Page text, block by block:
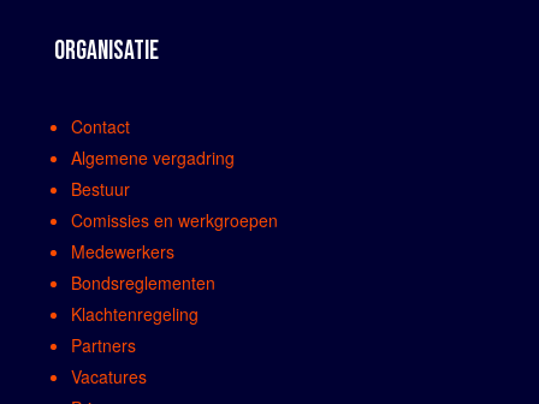
ORGANISATIE
Contact
Algemene vergadring
Bestuur
Comissies en werkgroepen
Medewerkers
Bondsreglementen
Klachtenregeling
Partners
Vacatures